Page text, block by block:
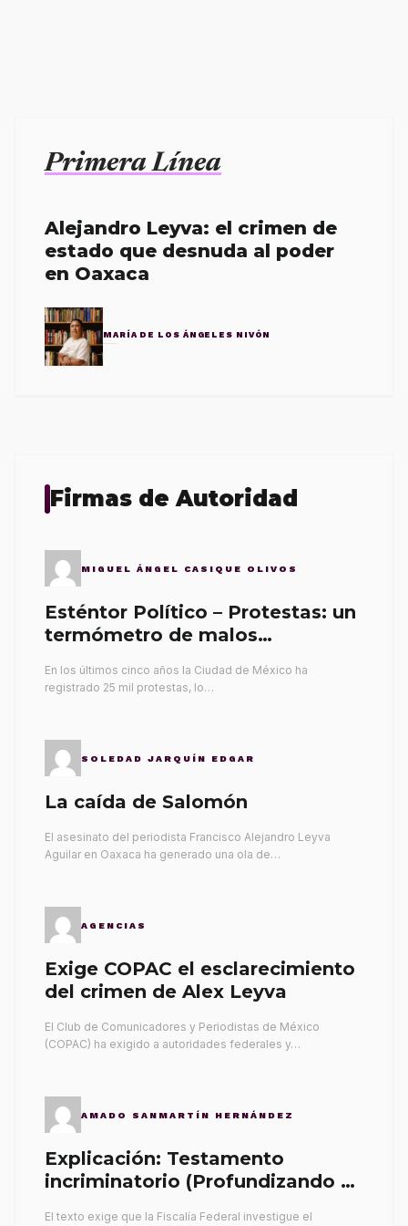
Primera Línea
Alejandro Leyva: el crimen de
estado que desnuda al poder
en Oaxaca
MARÍA DE LOS ÁNGELES NIVÓN
Firmas de Autoridad
MIGUEL ÁNGEL CASIQUE OLIVOS
Esténtor Político – Protestas: un
termómetro de malos
En los últimos cinco años la Ciudad de México ha
registrado 25 mil protestas, lo…
SOLEDAD JARQUÍN EDGAR
La caída de Salomón
El asesinato del periodista Francisco Alejandro Leyva
Aguilar en Oaxaca ha generado una ola de…
AGENCIAS
Exige COPAC el esclarecimiento
del crimen de Alex Leyva
El Club de Comunicadores y Periodistas de México
(COPAC) ha exigido a autoridades federales y…
AMADO SANMARTÍN HERNÁNDEZ
Explicación: Testamento
incriminatorio (Profundizando su
El texto exige que la Fiscalía Federal investigue el